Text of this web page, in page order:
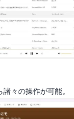
々の操作が可能。